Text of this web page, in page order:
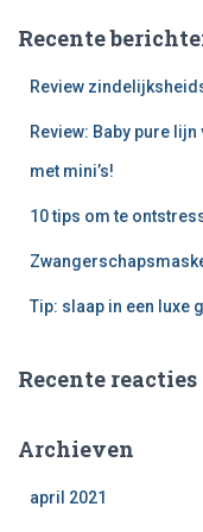
Recente
Review
Review: Baby pure
met mini’s!
10 tips om te
Tip: slaap in een luxe
Recente reacties
Archieven
april 2021